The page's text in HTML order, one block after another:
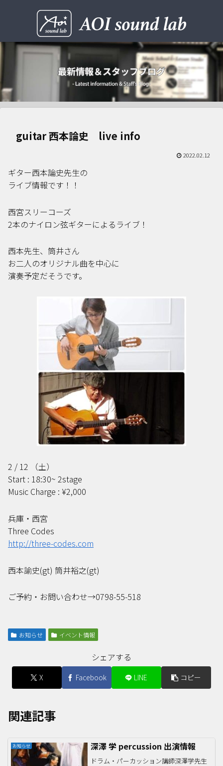
guitar 西本論史 live info
2022.02.12
ギター西本論史先生の
ライブ情報です！！
西宮スリーコーズ
2本のナイロン弦ギターによるライブ！
西本先生、筒井さん
お二人のオリジナル曲を中心に
演奏予定だそうです。
2 / 12 （土）
Start : 18:30~ 2stage
Music Charge : ¥2,000
兵庫・西宮
Three Codes
http://three-codes.com
西本諭史(gt) 筒井裕之(gt)
ご予約・お問い合わせ→0798-55-518
お知らせ イベント情報
シェアする
X Facebook LINE コピー
関連記事
お知らせ 深澤 学 percussion 出演情報
ドラム・パーカッション講師深澤学先生